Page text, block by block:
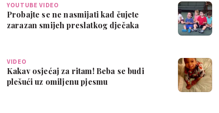
YOUTUBE VIDEO
Probajte se ne nasmijati kad čujete
zarazan smijeh preslatkog dječaka
VIDEO
Kakav osjećaj za ritam! Beba se budi
plešući uz omiljenu pjesmu